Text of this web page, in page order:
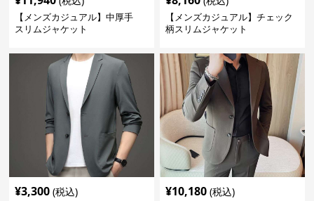
【メンズカジュアル】中厚手
スリムジャケット
【メンズカジュアル】チェック
柄スリムジャケット
¥3,300 (税込) ¥10,180 (税込)